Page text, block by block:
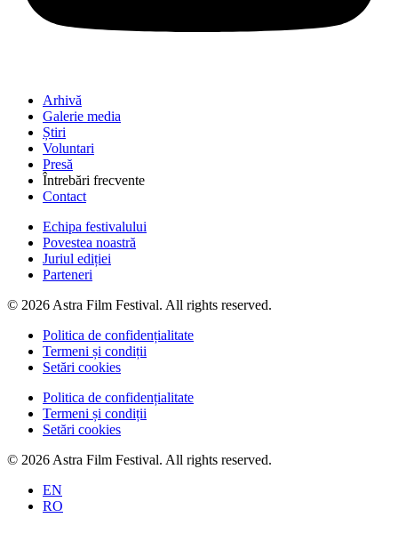
Arhivă
Galerie media
Știri
Voluntari
Presă
Întrebări frecvente
Contact
Echipa festivalului
Povestea noastră
Juriul ediției
Parteneri
© 2026 Astra Film Festival. All rights reserved.
Politica de confidențialitate
Termeni și condiții
Setări cookies
Politica de confidențialitate
Termeni și condiții
Setări cookies
© 2026 Astra Film Festival. All rights reserved.
EN
RO